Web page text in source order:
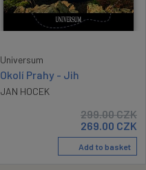
Universum
Okolí Prahy - Jih
JAN HOCEK
299.00CZK
269.00 CZK
Add to basket